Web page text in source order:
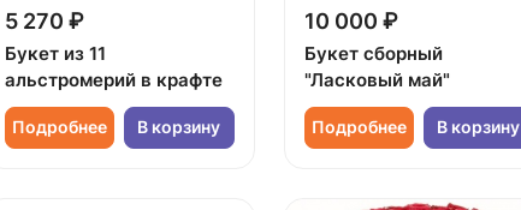
5 270 ₽
Букет из 11
альстромерий в крафте
Подробнее В корзину
10 000 ₽
Букет сборный
"Ласковый май"
Подробнее В корзину